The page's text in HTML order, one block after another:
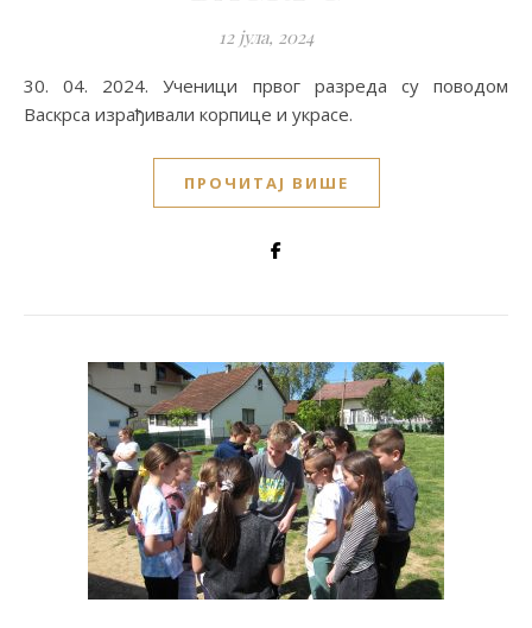
12 јула, 2024
30. 04. 2024. Ученици првог разреда су поводом
Васкрса израђивали корпице и украсе.
ПРОЧИТАЈ ВИШЕ